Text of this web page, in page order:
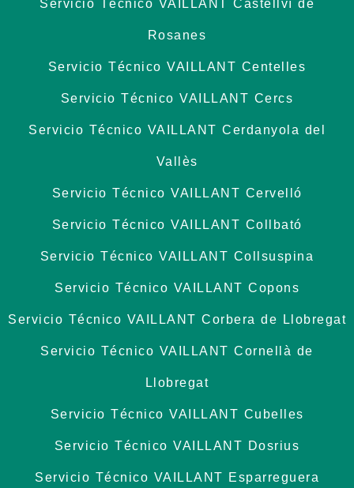
Servicio Técnico VAILLANT Castellví de
Rosanes
Servicio Técnico VAILLANT Centelles
Servicio Técnico VAILLANT Cercs
Servicio Técnico VAILLANT Cerdanyola del
Vallès
Servicio Técnico VAILLANT Cervelló
Servicio Técnico VAILLANT Collbató
Servicio Técnico VAILLANT Collsuspina
Servicio Técnico VAILLANT Copons
Servicio Técnico VAILLANT Corbera de Llobregat
Servicio Técnico VAILLANT Cornellà de
Llobregat
Servicio Técnico VAILLANT Cubelles
Servicio Técnico VAILLANT Dosrius
Servicio Técnico VAILLANT Esparreguera